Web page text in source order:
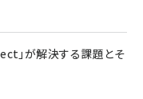
」が解決する課題とそ